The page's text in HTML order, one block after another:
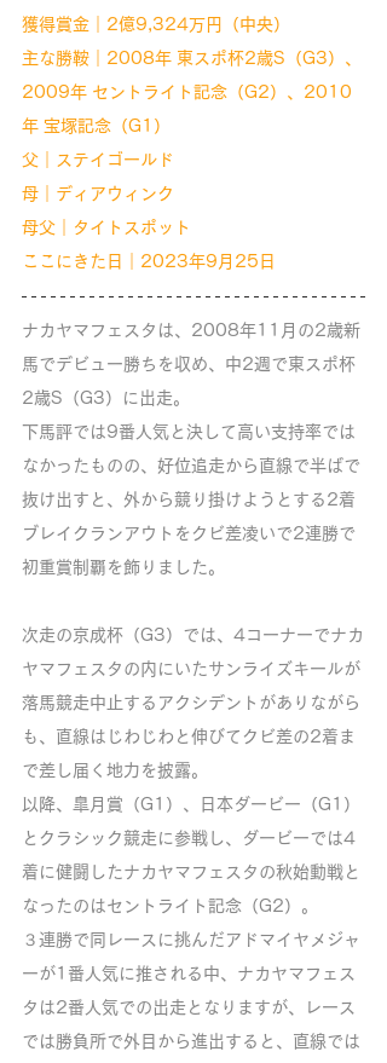
獲得賞金｜2億9,324万円（中央）
主な勝鞍｜2008年 東スポ杯2歳S（G3）、
2009年 セントライト記念（G2）、2010
年 宝塚記念（G1）
父｜ステイゴールド
母｜ディアウィンク
母父｜タイトスポット
ここにきた日｜2023年9月25日
ナカヤマフェスタは、2008年11月の2歳新
馬でデビュー勝ちを収め、中2週で東スポ杯
2歳S（G3）に出走。
下馬評では9番人気と決して高い支持率では
なかったものの、好位追走から直線で半ばで
抜け出すと、外から競り掛けようとする2着
ブレイクランアウトをクビ差凌いで2連勝で
初重賞制覇を飾りました。
次走の京成杯（G3）では、4コーナーでナカ
ヤマフェスタの内にいたサンライズキールが
落馬競走中止するアクシデントがありながら
も、直線はじわじわと伸びてクビ差の2着ま
で差し届く地力を披露。
以降、皐月賞（G1）、日本ダービー（G1）
とクラシック競走に参戦し、ダービーでは4
着に健闘したナカヤマフェスタの秋始動戦と
なったのはセントライト記念（G2）。
３連勝で同レースに挑んだアドマイヤメジャ
ーが1番人気に推される中、ナカヤマフェス
タは2番人気での出走となりますが、レース
では勝負所で外目から進出すると、直線では